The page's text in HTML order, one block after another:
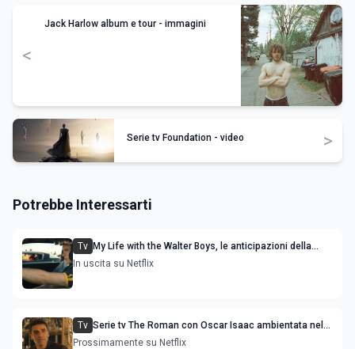
<
Jack Harlow album e tour - immagini
Serie tv Foundation - video >
Potrebbe Interessarti
Tv My Life with the Walter Boys, le anticipazioni della
stagione 3
In uscita su Netflix
Tv Serie tv The Roman con Oscar Isaac ambientata nel
mondo del gioco d'azzardo di Las Vegas
Prossimamente su Netflix